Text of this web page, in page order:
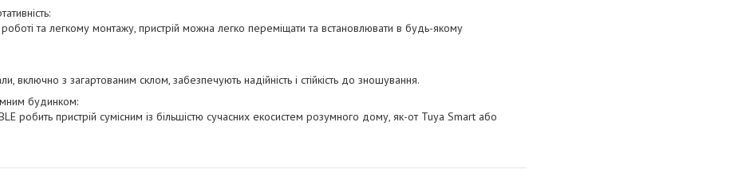
та легкому монтажу, пристрій можна легко переміщати та встановлювати в будь-якому
включно з загартованим склом, забезпечують надійність і стійкість до зношування.
будинком:
робить пристрій сумісним із більшістю сучасних екосистем розумного дому, як-от Tuya Smart або